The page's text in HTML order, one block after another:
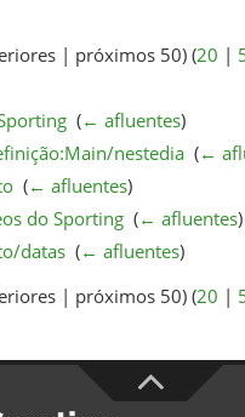
| próximos 50) (20 |
‎ (← afluentes)
nestedia‎ (←
‎ (← afluentes)
do Sporting‎ (← afluentes)
datas‎ (← afluentes)
| próximos 50) (20 |